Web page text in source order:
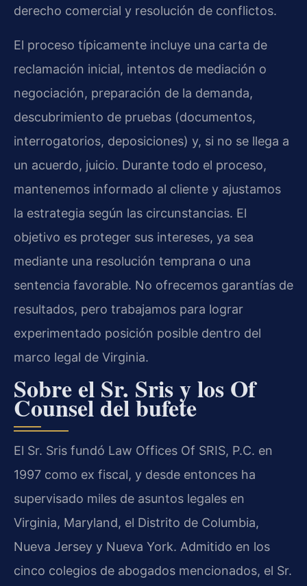
derecho comercial y resolución de conflictos.
El proceso típicamente incluye una carta de
reclamación inicial, intentos de mediación o
negociación, preparación de la demanda,
descubrimiento de pruebas (documentos,
interrogatorios, deposiciones) y, si no se llega a
un acuerdo, juicio. Durante todo el proceso,
mantenemos informado al cliente y ajustamos
la estrategia según las circunstancias. El
objetivo es proteger sus intereses, ya sea
mediante una resolución temprana o una
sentencia favorable. No ofrecemos garantías de
resultados, pero trabajamos para lograr
experimentado posición posible dentro del
marco legal de Virginia.
Sobre el Sr. Sris y los Of
Counsel del bufete
El Sr. Sris fundó Law Offices Of SRIS, P.C. en
1997 como ex fiscal, y desde entonces ha
supervisado miles de asuntos legales en
Virginia, Maryland, el Distrito de Columbia,
Nueva Jersey y Nueva York. Admitido en los
cinco colegios de abogados mencionados, el Sr.